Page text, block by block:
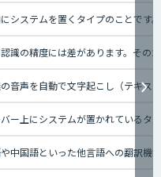
システムを置くタイプのことです
識の精度には差があります。その
音声を自動で文字起こし（テキス
ー上にシステムが置かれているタ
中国語といった他言語への翻訳機